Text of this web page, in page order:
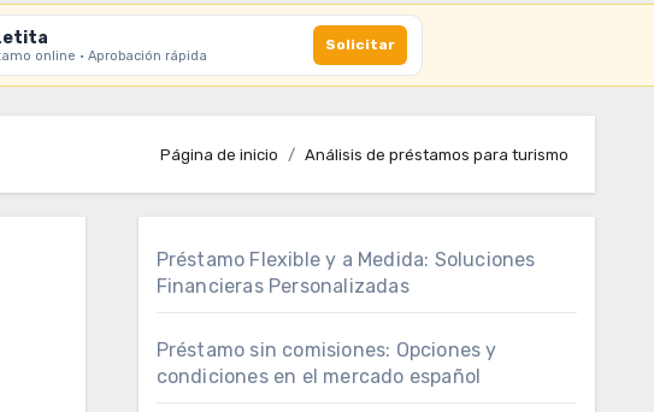
online · Aprobación rápida
Solicitar
Página de inicio Análisis de préstamos para turismo
Préstamo Flexible y a Medida: Soluciones
Financieras Personalizadas
Préstamo sin comisiones: Opciones y
condiciones en el mercado español